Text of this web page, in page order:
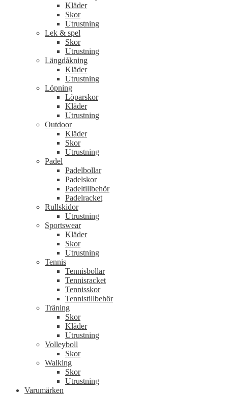
Kläder
Skor
Utrustning
Lek & spel
Skor
Utrustning
Längdåkning
Kläder
Utrustning
Löpning
Löparskor
Kläder
Utrustning
Outdoor
Kläder
Skor
Utrustning
Padel
Padelbollar
Padelskor
Padeltillbehör
Padelracket
Rullskidor
Utrustning
Sportswear
Kläder
Skor
Utrustning
Tennis
Tennisbollar
Tennisracket
Tennisskor
Tennistillbehör
Träning
Skor
Kläder
Utrustning
Volleyboll
Skor
Walking
Skor
Utrustning
Varumärken